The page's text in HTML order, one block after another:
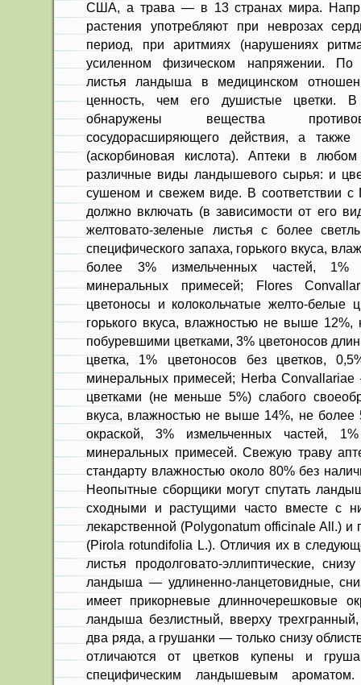
США, а трава — в 13 странах мира.
растения употребляют при неврозах
период, при аритмиях (нарушениях
усиленном физическом напряжении. По
листья ландыша в медицинском
ценность, чем его душистые цветки. В
обнаружены вещества
сосудорасширяющего действия, а
(аскорбиновая кислота). Аптеки в
различные виды ландышевого сырья: и
сушеном и свежем виде. В соответствии
должно включать (в зависимости от его
желтовато-зеленые листья с более
специфического запаха, горького вкуса,
более 3% измельченных частей, 1%
минеральных примесей; Flores
цветоносы и колокольчатые желто-белые
горького вкуса, влажностью не выше
побуревшими цветками, 3% цветоносов
цветка, 1% цветоносов без цветков,
минеральных примесей; Herba
цветками (не меньше 5%) слабого
вкуса, влажностью не выше 14%, не более
окраской, 3% измельченных частей,
минеральных примесей. Свежую траву
стандарту влажностью около 80% без
Неопытные сборщики могут спутать
сходными и растущими часто вместе с
лекарственной (Polygonatum officinale All.) и
(Pirola rotundifolia L.). Отличия их в
листья продолговато-эллиптические,
ландыша — удлиненно-ланцетовидные,
имеет прикорневые длинночерешковые
ландыша безлистный, вверху
два ряда, а грушанки — только снизу
отличаются от цветков купены и
специфическим ландышевым